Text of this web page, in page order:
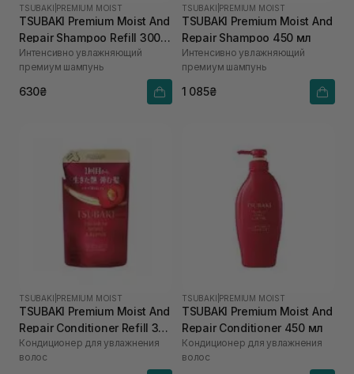
TSUBAKI PREMIUM MOIST
TSUBAKI Premium Moist And
Repair Shampoo Refill 300
мл
Интенсивно увлажняющий
премиум шампунь
630₴
TSUBAKI PREMIUM MOIST
TSUBAKI Premium Moist And
Repair Shampoo 450 мл
Интенсивно увлажняющий
премиум шампунь
1 085₴
TSUBAKI PREMIUM MOIST
TSUBAKI Premium Moist And
Repair Conditioner Refill 300
мл
Кондиционер для увлажнения
волос
TSUBAKI PREMIUM MOIST
TSUBAKI Premium Moist And
Repair Conditioner 450 мл
Кондиционер для увлажнения
волос